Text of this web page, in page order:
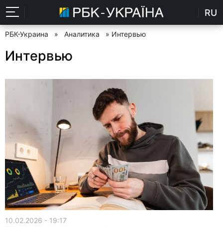
RU
РБК-Украина » Аналитика » Интервью
Интервью
10.02.2026 - 19:17